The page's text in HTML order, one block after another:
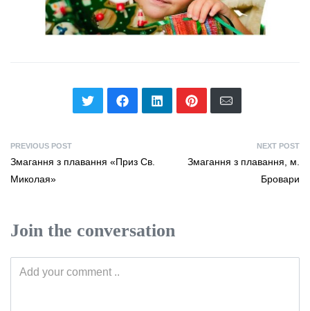
PREVIOUS POST
Змагання з плавання «Приз Св.
Миколая»
NEXT POST
Змагання з плавання, м.
Бровари
Join the conversation